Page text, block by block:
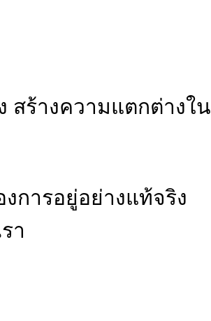
สร้างความแตกต่างใน
การอยู่อย่างแท้จริง
า